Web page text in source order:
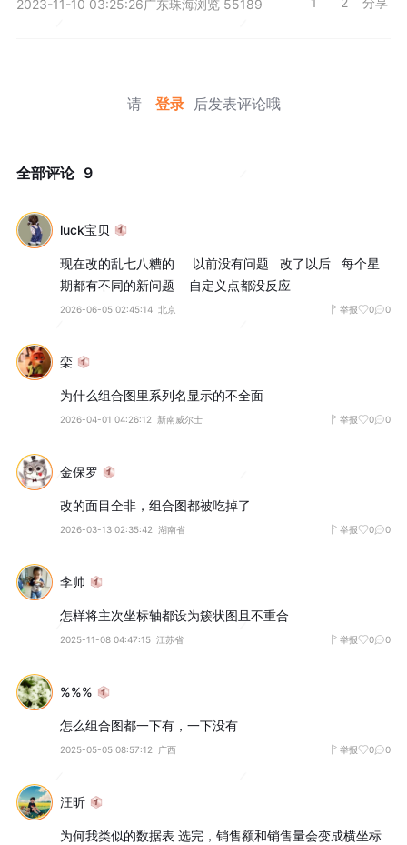
2023-11-10 03:25:26广东珠海浏览 55189
请 登录 后发表评论哦
全部评论 9
luck宝贝
现在改的乱七八糟的     以前没有问题   改了以后   每个星
期都有不同的新问题    自定义点都没反应
2026-06-05 02:45:14 北京 举报 0 0
栾
为什么组合图里系列名显示的不全面
2026-04-01 04:26:12 新南威尔士 举报 0 0
金保罗
改的面目全非，组合图都被吃掉了
2026-03-13 02:35:42 湖南省 举报 0 0
李帅
怎样将主次坐标轴都设为簇状图且不重合
2025-11-08 04:47:15 江苏省 举报 0 0
%%%
怎么组合图都一下有，一下没有
2025-05-05 08:57:12 广西 举报 0 0
汪昕
为何我类似的数据表 选完，销售额和销售量会变成横坐标